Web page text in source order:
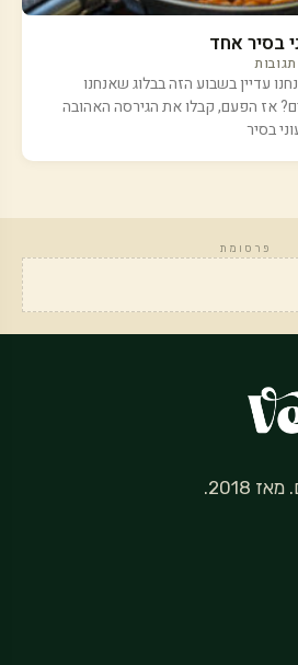
בסיר אחד
עדיין בשבוע הזה בבלוג שאנחנו
אז הפעם, קבלו את הגירסה האהובה
בסיר
פרסומת
2018.